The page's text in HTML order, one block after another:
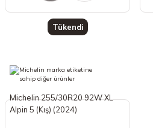
Tükendi
Michelin 255/30R20 92W XL
Alpin 5 (Kış) (2024)